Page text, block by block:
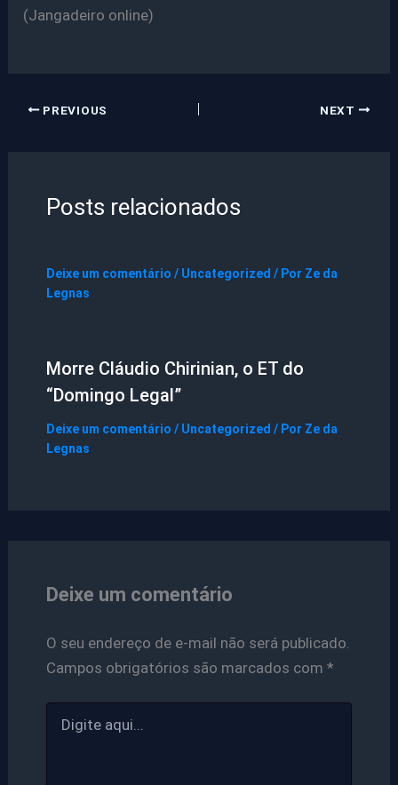
(Jangadeiro online)
PREVIOUS NEXT
Posts relacionados
Deixe um comentário / Uncategorized / Por Ze da
Legnas
Morre Cláudio Chirinian, o ET do
“Domingo Legal”
Deixe um comentário / Uncategorized / Por Ze da
Legnas
Deixe um comentário
O seu endereço de e-mail não será publicado.
Campos obrigatórios são marcados com *
aqui...